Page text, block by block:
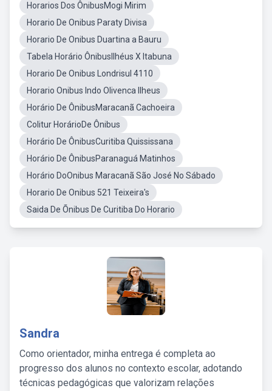
Horarios Dos ÔnibusMogi Mirim
Horario De Onibus Paraty Divisa
Horario De Onibus Duartina a Bauru
Tabela Horário ÔnibusIlhéus X Itabuna
Horario De Onibus Londrisul 4110
Horario Onibus Indo Olivenca Ilheus
Horário De ÔnibusMaracanã Cachoeira
Colitur HorárioDe Ônibus
Horário De ÔnibusCuritiba Quississana
Horário De ÔnibusParanaguá Matinhos
Horário DoOnibus Maracanã São José No Sábado
Horario De Onibus 521 Teixeira's
Saida De Õnibus De Curitiba Do Horario
Sandra
Como orientador, minha entrega é completa ao
progresso dos alunos no contexto escolar, adotando
técnicas pedagógicas que valorizam relações